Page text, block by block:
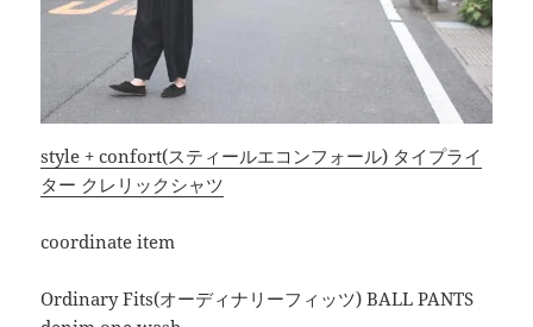
style + confort(スティールエコンフォール) タイプライ
ター クレリックシャツ
coordinate item
Ordinary Fits(オーディナリーフィッツ) BALL PANTS